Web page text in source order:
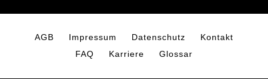
AGB Impressum Datenschutz
Kontakt
FAQ
Karriere Glossar